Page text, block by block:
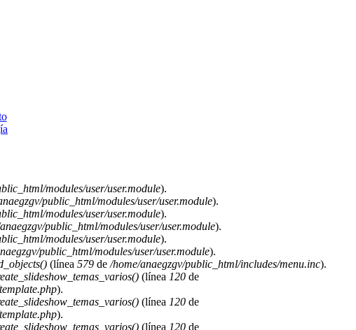
modules/user/user.module).
public_html/modules/user/user.module).
modules/user/user.module).
public_html/modules/user/user.module).
modules/user/user.module).
public_html/modules/user/user.module).
(línea 579 de /home/anaegzgv/public_html/includes/menu.inc).
(línea 120de
).
(línea 120de
).
(línea 120de